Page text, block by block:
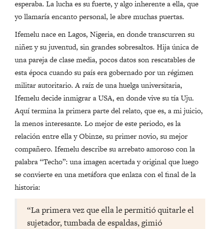
esperaba. La lucha es su fuerte, y algo inherente a ella, que
yo llamaría encanto personal, le abre muchas puertas.
Ifemelu nace en Lagos, Nigeria, en donde transcurren su
niñez y su juventud, sin grandes sobresaltos. Hija única de
una pareja de clase media, pocos datos son rescatables de
esta época cuando su país era gobernado por un régimen
militar autoritario. A raíz de una huelga universitaria,
Ifemelu decide inmigrar a USA, en donde vive su tía Uju.
Aquí termina la primera parte del relato, que es, a mi juicio,
la menos interesante. Lo mejor de este periodo, es la
relación entre ella y Obinze, su primer novio, su mejor
compañero. Ifemelu describe su arrebato amoroso con la
palabra “Techo”: una imagen acertada y original que luego
se convierte en una metáfora que enlaza con el final de la
historia:
“La primera vez que ella le permitió quitarle el
sujetador, tumbada de espaldas, gimió